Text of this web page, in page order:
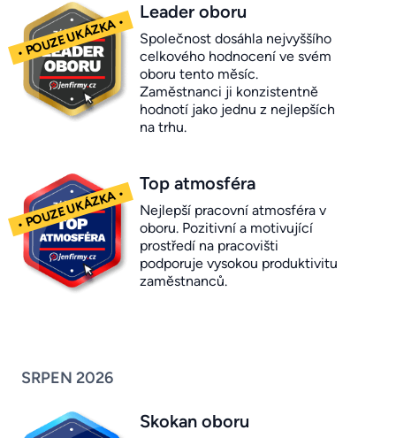
Leader oboru
Společnost dosáhla nejvyššího
celkového hodnocení ve svém
oboru tento měsíc.
Zaměstnanci ji konzistentně
hodnotí jako jednu z nejlepších
na trhu.
Top atmosféra
Nejlepší pracovní atmosféra v
oboru. Pozitivní a motivující
prostředí na pracovišti
podporuje vysokou produktivitu
zaměstnanců.
SRPEN 2026
Skokan oboru